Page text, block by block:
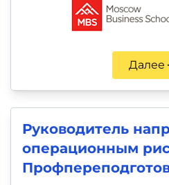
Далее
Руководитель
операционным